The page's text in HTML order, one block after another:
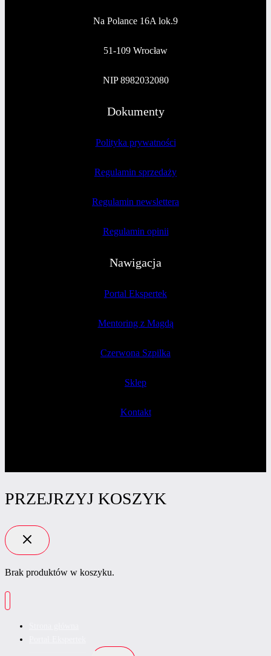
Na Polance 16A lok.9
51-109 Wrocław
NIP 8982032080
Dokumenty
Polityka prywatności
Regulamin sprzedaży
Regulamin newslettera
Regulamin opinii
Nawigacja
Portal Ekspertek
Mentoring z Magdą
Czerwona Szpilka
Sklep
Kontakt
PRZEJRZYJ KOSZYK
Brak produktów w koszyku.